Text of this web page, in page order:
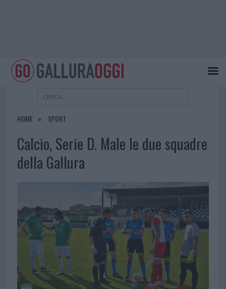
HOME SPORT
Calcio, Serie D. Male le due squadre
della Gallura